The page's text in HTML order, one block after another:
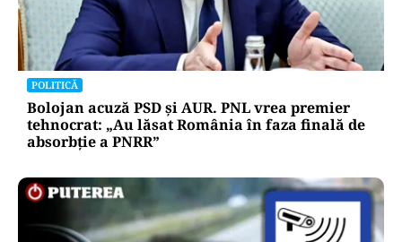
POLITICĂ
Bolojan acuză PSD și AUR. PNL vrea premier
tehnocrat: „Au lăsat România în faza finală de
absorbţie a PNRR”